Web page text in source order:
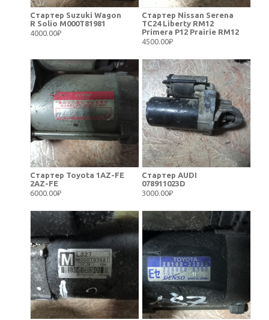
Стартер Suzuki Wagon
R Solio M000T81981
4000.00₽
Стартер Nissan Serena
TC24 Liberty RM12
Primera P12 Prairie RM12
4500.00₽
Стартер Toyota 1AZ-FE
2AZ-FE
6000.00₽
Стартер AUDI
078911023D
3000.00₽